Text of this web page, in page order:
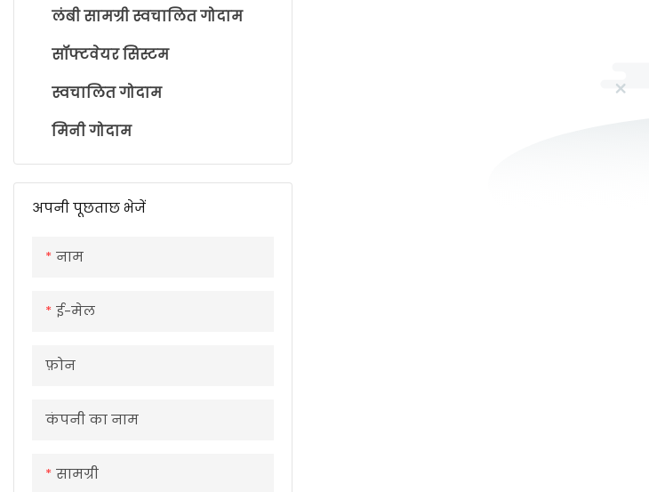
लंबी सामग्री स्वचालित गोदाम
सॉफ्टवेयर सिस्टम
स्वचालित गोदाम
मिनी गोदाम
अपनी पूछताछ भेजें
नाम
ई-मेल
फ़ोन
कंपनी का नाम
सामग्री